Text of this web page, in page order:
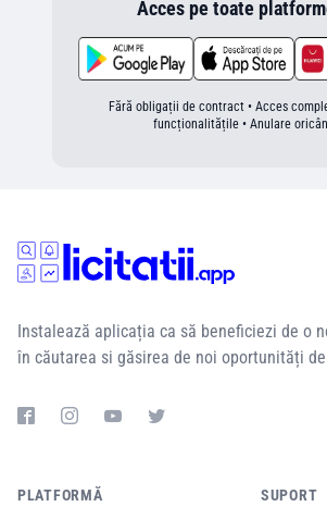
Acces pe toate
Fără obligații de contract • Acces
funcționalitățile • Anulare
Instalează aplicația ca să beneficiezi de o
în căutarea si găsirea de noi oportunități
PLATFORMĂ SUPORT